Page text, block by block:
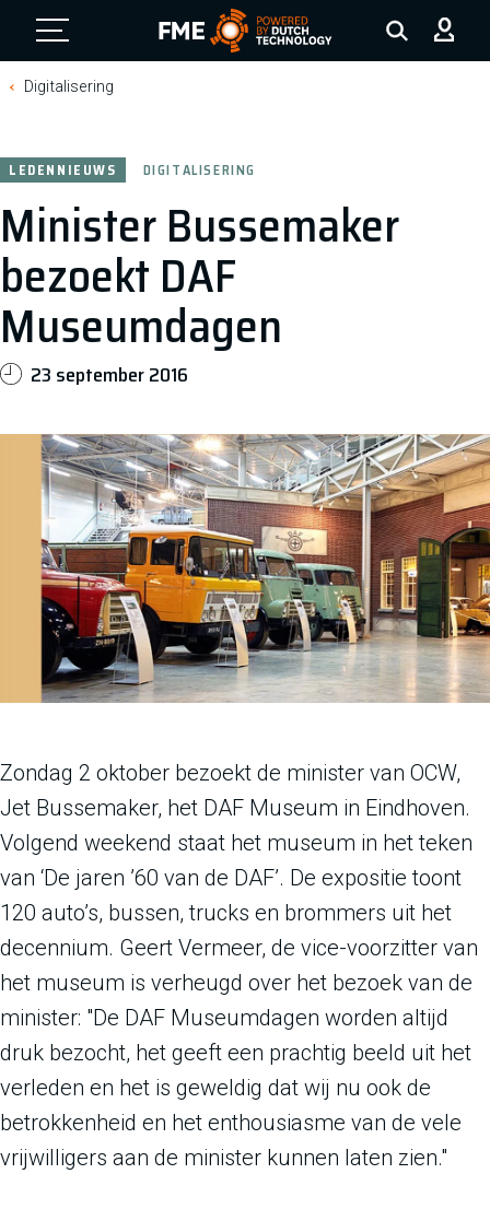
FME Logo, to the homepage
Digitalisering
Minister Bussemaker
bezoekt DAF
Museumdagen
LEDENNIEUWS DIGITALISERING
23 september 2016
Zondag 2 oktober bezoekt de minister van OCW,
Jet Bussemaker, het DAF Museum in Eindhoven.
Volgend weekend staat het museum in het teken
van ‘De jaren ’60 van de DAF’. De expositie toont
120 auto’s, bussen, trucks en brommers uit het
decennium. Geert Vermeer, de vice-voorzitter van
het museum is verheugd over het bezoek van de
minister: "De DAF Museumdagen worden altijd
druk bezocht, het geeft een prachtig beeld uit het
verleden en het is geweldig dat wij nu ook de
betrokkenheid en het enthousiasme van de vele
vrijwilligers aan de minister kunnen laten zien."